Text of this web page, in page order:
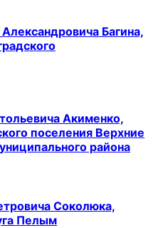
Багина,
Акименко,
поселения Верхние
района
Соколюка,
Пелым